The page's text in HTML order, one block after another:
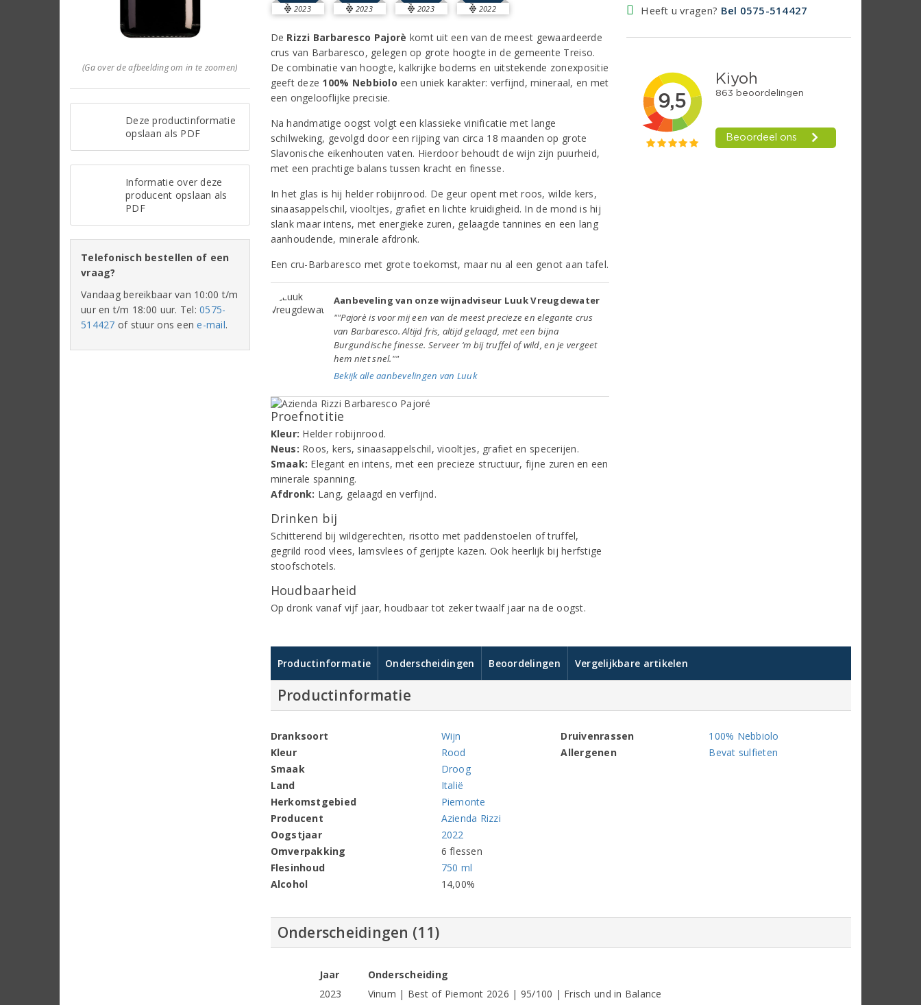
(Ga over de afbeelding om in te zoomen)
Deze productinformatie
opslaan als PDF
Informatie over deze
producent opslaan als
PDF
Telefonisch bestellen of een
vraag?
Vandaag bereikbaar van 10:00 t/m
uur en t/m 18:00 uur. Tel:0575-
514427 of stuur ons eene-mail.
2023
2023
2023
2022
De Rizzi Barbaresco Pajorè komt uit een van de meest gewaardeerde
crus van Barbaresco, gelegen op grote hoogte in de gemeente Treiso.
De combinatie van hoogte, kalkrijke bodems en uitstekende zonexpositie
geeft deze 100% Nebbiolo een uniek karakter: verfijnd, mineraal, en met
een ongelooflijke precisie.
Na handmatige oogst volgt een klassieke vinificatie met lange
schilweking, gevolgd door een rijping van circa 18 maanden op grote
Slavonische eikenhouten vaten. Hierdoor behoudt de wijn zijn puurheid,
met een prachtige balans tussen kracht en finesse.
In het glas is hij helder robijnrood. De geur opent met roos, wilde kers,
sinaasappelschil, viooltjes, grafiet en lichte kruidigheid. In de mond is hij
slank maar intens, met energieke zuren, gelaagde tannines en een lang
aanhoudende, minerale afdronk.
Een cru-Barbaresco met grote toekomst, maar nu al een genot aan tafel.
Aanbeveling van onze wijnadviseur Luuk Vreugdewater
""Pajorè is voor mij een van de meest precieze en elegante crus
van Barbaresco. Altijd fris, altijd gelaagd, met een bijna
Burgundische finesse. Serveer ‘m bij truffel of wild, en je vergeet
hem niet snel.""
Bekijk alle aanbevelingen van Luuk
Proefnotitie
Kleur: Helder robijnrood.
Neus: Roos, kers, sinaasappelschil, viooltjes, grafiet en specerijen.
Smaak: Elegant en intens, met een precieze structuur, fijne zuren en een
minerale spanning.
Afdronk: Lang, gelaagd en verfijnd.
Drinken bij
Schitterend bij wildgerechten, risotto met paddenstoelen of truffel,
gegrild rood vlees, lamsvlees of gerijpte kazen. Ook heerlijk bij herfstige
stoofschotels.
Houdbaarheid
Op dronk vanaf vijf jaar, houdbaar tot zeker twaalf jaar na de oogst.
Heeft u vragen? Bel 0575-514427
Productinformatie Onderscheidingen Beoordelingen Vergelijkbare artikelen
Productinformatie
Dranksoort
Wijn
Kleur
Rood
Smaak
Droog
Land
Italië
Herkomstgebied
Piemonte
Producent
Azienda Rizzi
Oogstjaar
2022
Omverpakking
6 flessen
Flesinhoud
750 ml
Alcohol
14,00%
Druivenrassen
100% Nebbiolo
Allergenen
Bevat sulfieten
Onderscheidingen (11)
Jaar
Onderscheiding
2023
Vinum | Best of Piemont 2026 | 95/100 | Frisch und in Balance